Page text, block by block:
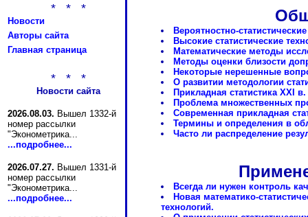
* * *
Новости
Авторы сайта
Главная страница
* * *
Новости сайта
2026.08.03. Вышел 1332-й
номер рассылки
"Эконометрика...
...подробнее...
2026.07.27. Вышел 1331-й
номер рассылки
"Эконометрика...
...подробнее...
Вероятностно-
Высокие статистические
Математические методы
Методы оценки близости
Некоторые нерешенные
О развитии методологии
Прикладная статистика XXI в.
Проблема множественных
Современная прикладная
Термины и определения в
Часто ли распределение
Всегда ли нужен контроль
Новая математико-
технологий.